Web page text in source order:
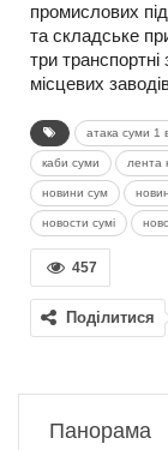
промислових
та складське
три
місцевих
атака суми 1
каби суми лента
новини сум
новости сумі
457
Поділитися
Панорама